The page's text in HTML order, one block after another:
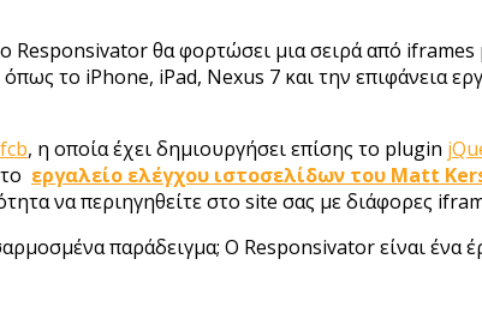
ο Responsivator θα φορτώσει μια σειρά από
το iPhone, iPad, Nexus 7 και την επιφάνεια
, η οποία έχει δημιουργήσει επίσης το plugin
εργαλείο ελέγχου ιστοσελίδων του Matt
να περιηγηθείτε στο site σας με διάφορες
παράδειγμα; Ο Responsivator είναι ένα